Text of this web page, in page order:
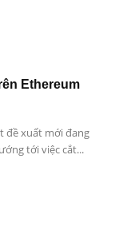
Ethereum
đề xuất mới đang
tới việc cắt...